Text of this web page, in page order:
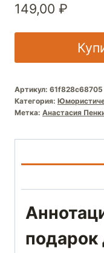
149,00 ₽
Артикул: 61f828c68705
Категория:
Метка: Анастасия
подарок